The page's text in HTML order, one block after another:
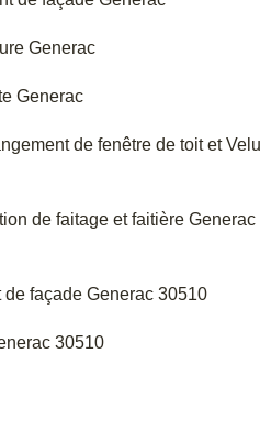
Generac
Generac
de fenêtre de toit et
de faitage et faitière Generac
façade Generac 30510
30510